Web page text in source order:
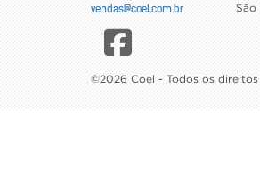
vendas@coel.com.br
São
©2026 Coel - Todos os direitos